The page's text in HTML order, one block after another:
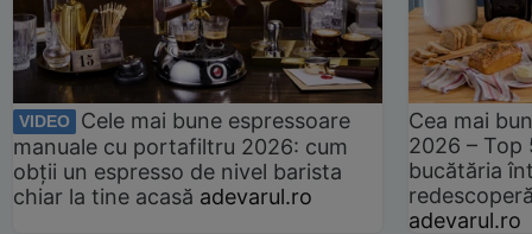
VIDEO
Cele mai bune espressoare
manuale cu portafiltru 2026: cum
obții un espresso de nivel barista
chiar la tine acasă adevarul.ro
Cea mai
2026 –
bucătăria
adevarul.ro